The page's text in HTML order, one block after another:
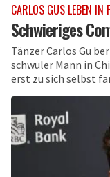
CARLOS GUS LEBEN IN
Schwieriges
Tänzer Carlos Gu
schwuler Mann in
erst zu sich selbst